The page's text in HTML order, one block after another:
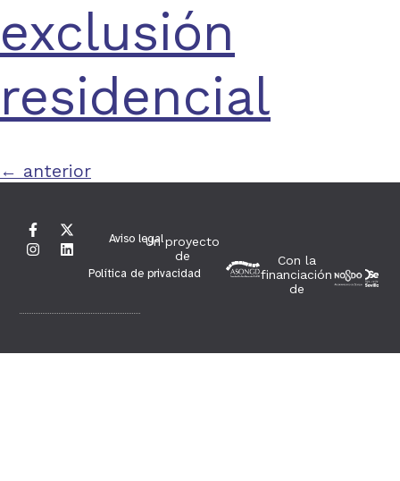
exclusión
residencial
← anterior
Aviso legal
Política de privacidad
Un proyecto
de
Con la
financiación
de